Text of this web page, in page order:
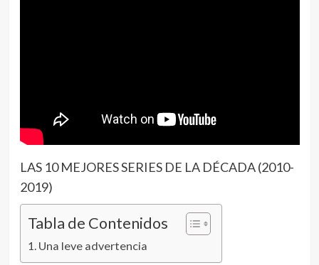
LAS 10 MEJORES SERIES DE LA DÉCADA (2010-
2019)
Tabla de Contenidos
Una leve advertencia